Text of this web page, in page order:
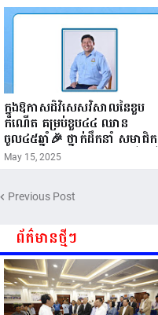
ក្នុងឱកាសដ៏វិសេសវិសាលនៃខួប
កំណើត គម្រប់ខួប៤៤ ឈាន
ចូល៤៥ឆ្នាំ🎉 ថ្នាក់ដឹកនាំ សមាជិក
សមាជិកា នៃក្រុមគ្រួសារកម្មវិធីអាជីវ
ជូនពរ ជូនចំពោះ ឯកឧត្តម សាយ
សំអាល់ ប្រធានសហភាពសហព័ន្ធ
បាននូវ សុខភាពល្អបរិបូរណ៍
កម្លាំងមាំមួន បញ្ញាញាណវាងវៃ
អាយុយឺនយូរ ...
May 15, 2025
Previous Post
ព័ត៌មានថ្មីៗ